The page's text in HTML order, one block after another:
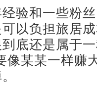
和一些粉丝
以负担旅居
底还是属于
像某某一样赚